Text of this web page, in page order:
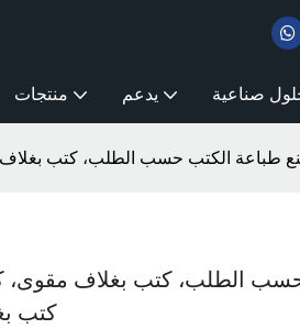
منتجات يدعم صناعية
طباعة الكتب حسب الطلب، كتب
الطلب، كتب بغلاف
كتب